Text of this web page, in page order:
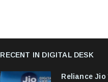
RECENT IN DIGITAL DESK
Reliance Jio